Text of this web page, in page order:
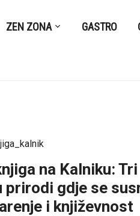
ZEN ZONA GASTRO
na Kalniku: Tri
prirodi gdje se
i književnost